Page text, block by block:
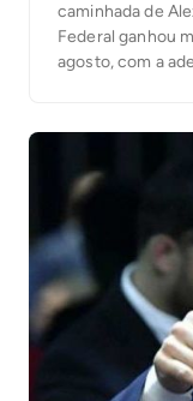
caminhada de
Federal ganhou
agosto, com a